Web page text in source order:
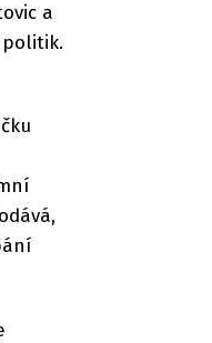
a
politik.